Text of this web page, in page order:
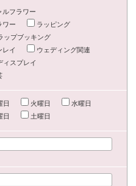
ルフラワー
ワー
ラッピング
ップブッキング
レイ
ウェディング関連
ィスプレイ
日 火曜日
水曜日
日 土曜日